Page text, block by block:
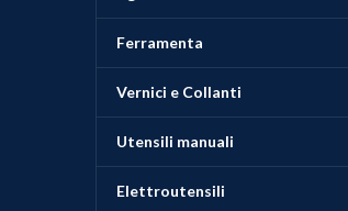
Ferramenta
Vernici e Collanti
Utensili manuali
Elettroutensili